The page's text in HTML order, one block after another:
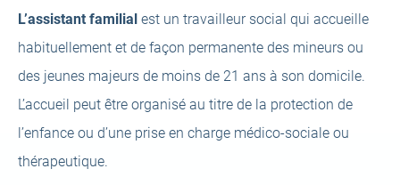
L’assistant familial est un travailleur social qui accueille
habituellement et de façon permanente des mineurs ou
des jeunes majeurs de moins de 21 ans à son domicile.
L’accueil peut être organisé au titre de la protection de
l’enfance ou d’une prise en charge médico-sociale ou
thérapeutique.